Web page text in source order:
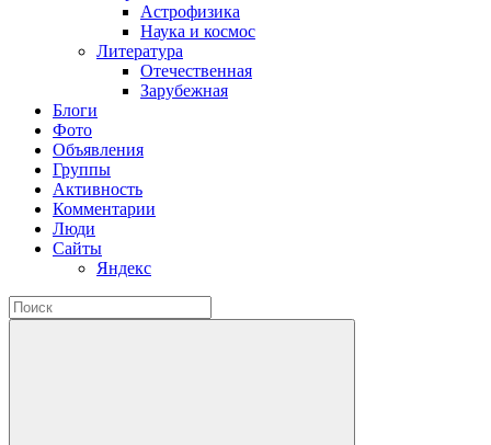
Астрофизика
Наука и космос
Литература
Отечественная
Зарубежная
Блоги
Фото
Объявления
Группы
Активность
Комментарии
Люди
Сайты
Яндекс